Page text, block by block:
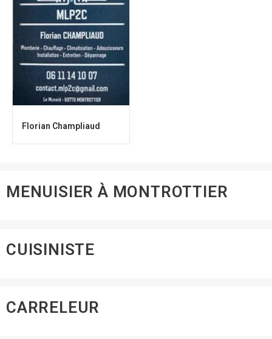
Florian Champliaud
MENUISIER À MONTROTTIER
CUISINISTE
CARRELEUR